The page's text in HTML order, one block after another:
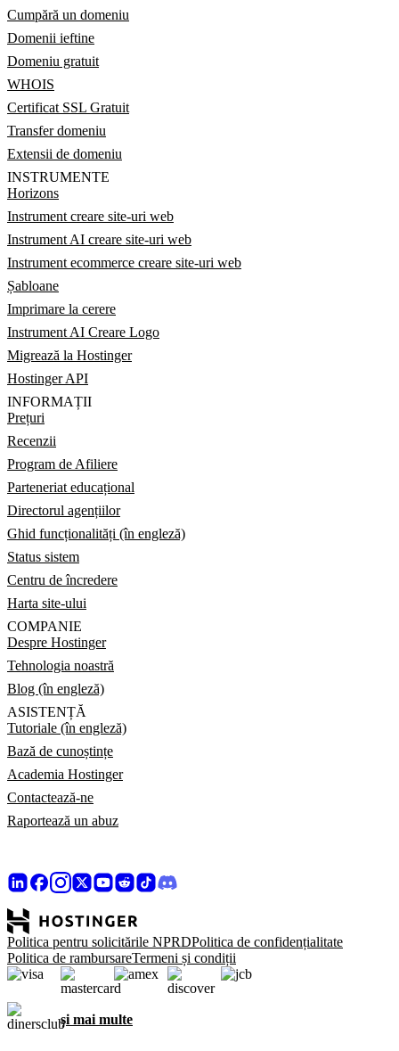
Cumpără un domeniu
Domenii ieftine
Domeniu gratuit
WHOIS
Certificat SSL Gratuit
Transfer domeniu
Extensii de domeniu
INSTRUMENTE
Horizons
Instrument creare site-uri web
Instrument AI creare site-uri web
Instrument ecommerce creare site-uri web
Șabloane
Imprimare la cerere
Instrument AI Creare Logo
Migrează la Hostinger
Hostinger API
INFORMAȚII
Prețuri
Recenzii
Program de Afiliere
Parteneriat educațional
Directorul agențiilor
Ghid funcționalități (în engleză)
Status sistem
Centru de încredere
Harta site-ului
COMPANIE
Despre Hostinger
Tehnologia noastră
Blog (în engleză)
ASISTENȚĂ
Tutoriale (în engleză)
Bază de cunoștințe
Academia Hostinger
Contactează-ne
Raportează un abuz
Politica pentru solicitările NPRDPolitica de confidențialitate
Politica de rambursareTermeni și condiții
și mai multe